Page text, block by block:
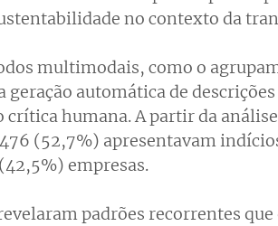
no contexto da
multimodais, como o
automática de
humana. A partir da
(52,7%) apresentavam
empresas.
padrões recorrentes